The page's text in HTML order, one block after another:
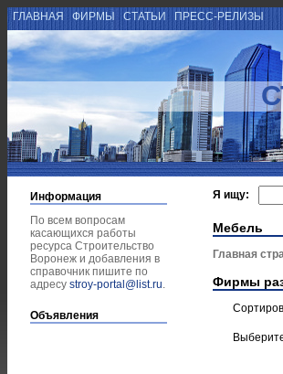
ГЛАВНАЯ ФИРМЫ СТАТЬИ ПРЕСС-РЕЛИЗЫ
Информация
По всем вопросам
касающихся работы
ресурса Строительство
Воронеж и добавления в
справочник пишите по
адресу stroy-portal@list.ru.
Объявления
Я ищу:
Мебель
Главная
Фирмы